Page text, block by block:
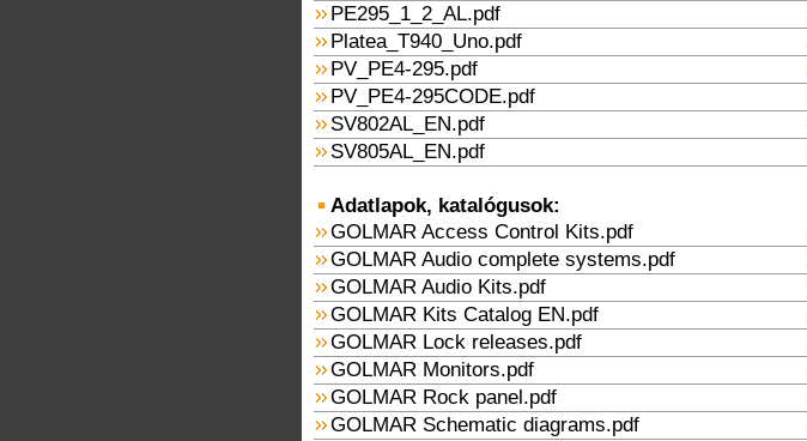
PE295_1_2_AL.pdf
Platea_T940_Uno.pdf
PV_PE4-295.pdf
PV_PE4-295CODE.pdf
SV802AL_EN.pdf
SV805AL_EN.pdf
Adatlapok, katalógusok:
GOLMAR Access Control Kits.pdf
GOLMAR Audio complete systems.pdf
GOLMAR Audio Kits.pdf
GOLMAR Kits Catalog EN.pdf
GOLMAR Lock releases.pdf
GOLMAR Monitors.pdf
GOLMAR Rock panel.pdf
GOLMAR Schematic diagrams.pdf